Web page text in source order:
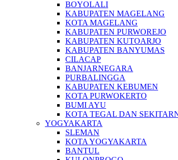
BOYOLALI
KABUPATEN MAGELANG
KOTA MAGELANG
KABUPATEN PURWOREJO
KABUPATEN KUTOARJO
KABUPATEN BANYUMAS
CILACAP
BANJARNEGARA
PURBALINGGA
KABUPATEN KEBUMEN
KOTA PURWOKERTO
BUMI AYU
KOTA TEGAL DAN
YOGYAKARTA
SLEMAN
KOTA YOGYAKARTA
BANTUL